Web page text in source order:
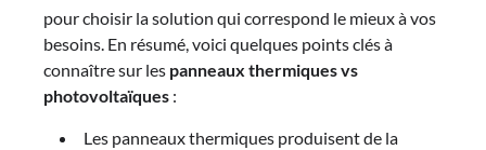
pour choisir la solution qui correspond le mieux à vos
besoins. En résumé, voici quelques points clés à
connaître sur les panneaux thermiques vs
photovoltaïques :
Les panneaux thermiques produisent de la